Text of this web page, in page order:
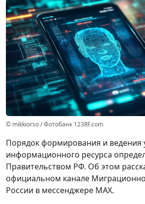
© mikkiorso / Фотобанк 123RF.com
Порядок формирования и ведения
информационного ресурса
Правительством РФ. Об этом
официальном канале
России в мессенджере МАХ.